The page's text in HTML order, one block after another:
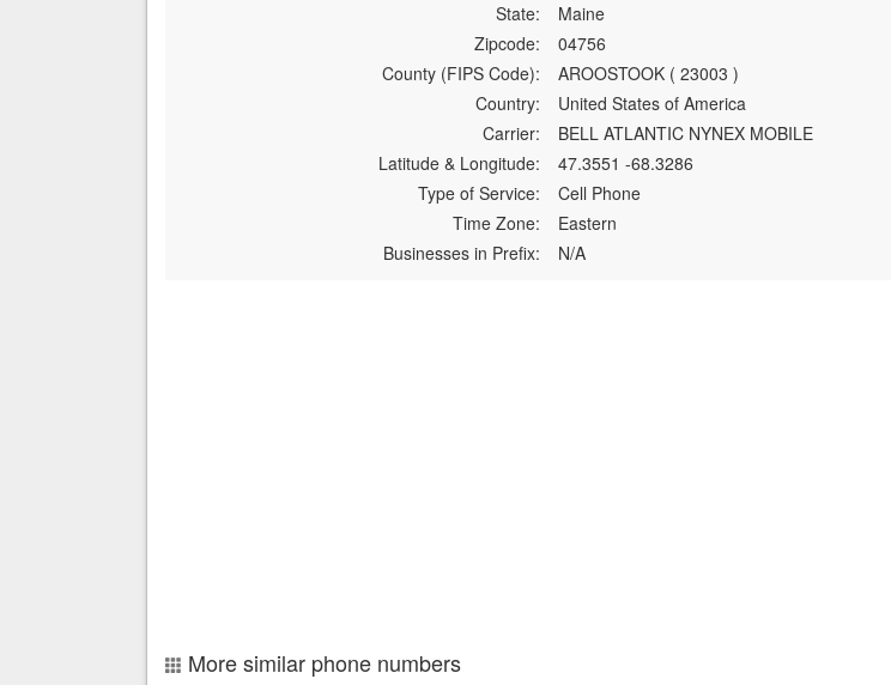
State:
Maine
Zipcode:
04756
County (FIPS Code):
AROOSTOOK ( 23003 )
Country:
United States of America
Carrier:
BELL ATLANTIC NYNEX MOBILE
Latitude & Longitude:
47.3551 -68.3286
Type of Service:
Cell Phone
Time Zone:
Eastern
Businesses in Prefix:
N/A
More similar phone numbers